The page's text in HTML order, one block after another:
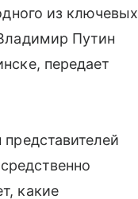
из ключевых
Путин
передает
какие